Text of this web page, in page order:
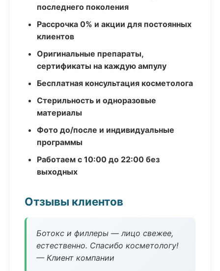
последнего поколения
Рассрочка 0% и акции для постоянных
клиентов
Оригинальные препараты,
сертификаты на каждую ампулу
Бесплатная консультация косметолога
Стерильность и одноразовые
материалы
Фото до/после и индивидуальные
программы
Работаем с 10:00 до 22:00 без
выходных
Отзывы клиентов
Ботокс и филлеры — лицо свежее,
естественно. Спасибо косметологу!
— Клиент компании